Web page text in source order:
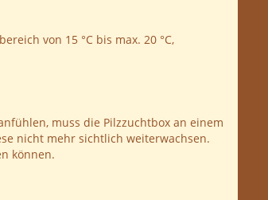
von 15 °C bis max. 20 °C,
muss die Pilzzuchtbox an einem
nicht mehr sichtlich weiterwachsen.
können.